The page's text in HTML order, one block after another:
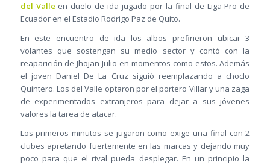
del Valle en duelo de ida jugado por la final de Liga Pro de
Ecuador en el Estadio Rodrigo Paz de Quito.
En este encuentro de ida los albos prefirieron ubicar 3
volantes que sostengan su medio sector y contó con la
reaparición de Jhojan Julio en momentos como estos. Además
el joven Daniel De La Cruz siguió reemplazando a choclo
Quintero. Los del Valle optaron por el portero Villar y una zaga
de experimentados extranjeros para dejar a sus jóvenes
valores la tarea de atacar.
Los primeros minutos se jugaron como exige una final con 2
clubes apretando fuertemente en las marcas y dejando muy
poco para que el rival pueda desplegar. En un principio la